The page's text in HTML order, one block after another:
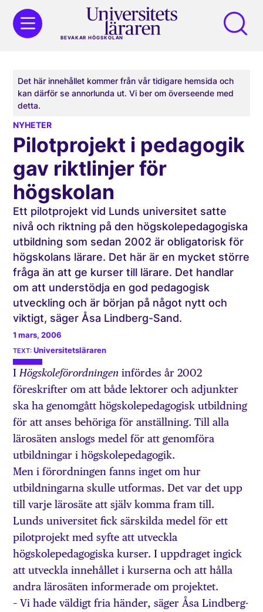
BEVAKAR HÖGSKOLAN
Det här innehållet kommer från vår tidigare hemsida och
kan därför se annorlunda ut. Vi ber om överseende med
detta.
NYHETER
Pilotprojekt i pedagogik
gav riktlinjer för
högskolan
Ett pilotprojekt vid Lunds universitet satte
nivå och riktning på den högskolepedagogiska
utbildning som sedan 2002 är obligatorisk för
högskolans lärare. Det här är en mycket större
fråga än att ge kurser till lärare. Det handlar
om att understödja en god pedagogisk
utveckling och är början på något nytt och
viktigt, säger Åsa Lindberg-Sand.
1 mars, 2006
Universitetsläraren
IHögskoleförordningen infördes år 2002
föreskrifter om att både lektorer och adjunkter
ska ha genomgått högskolepedagogisk utbildning
för att anses behöriga för anställning. Till alla
lärosäten anslogs medel för att genomföra
utbildningar i högskolepedagogik.
Men i förordningen fanns inget om hur
utbildningarna skulle utformas. Det var det upp
till varje lärosäte att själv komma fram till.
Lunds universitet fick särskilda medel för ett
pilotprojekt med syfte att utveckla
högskolepedagogiska kurser. I uppdraget ingick
att utveckla innehållet i kurserna och att hålla
andra lärosäten informerade om projektet.
– Vi hade väldigt fria händer, säger Åsa Lindberg-